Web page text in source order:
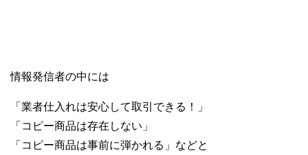
情報発信者の中には
「業者仕入れは安心して取引できる！」
「コピー商品は存在しない」
「コピー商品は事前に弾かれる」などと